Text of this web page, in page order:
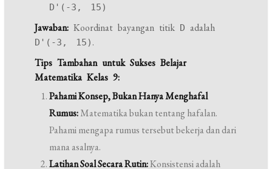
D'(-3, 15)
Jawaban: Koordinat bayangan titik D adalah
D'(-3, 15) .
Tips Tambahan untuk Sukses Belajar
Matematika Kelas 9:
Pahami Konsep, Bukan Hanya Menghafal
Rumus:Matematika bukan tentang hafalan.
Pahami mengapa rumus tersebut bekerja dan dari
mana asalnya.
Latihan Soal Secara Rutin:Konsistensi adalah